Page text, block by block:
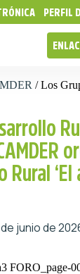
PERFIL
/Los
‘El
junio de